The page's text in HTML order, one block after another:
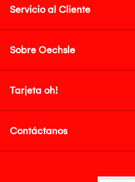
Servicio al Cliente
Sobre Oechsle
Tarjeta oh!
Contáctanos